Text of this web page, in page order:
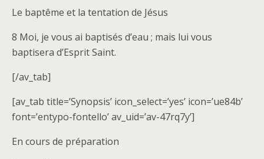
Le baptême et la tentation de Jésus
8 Moi, je vous ai baptisés d’eau ; mais lui vous
baptisera d’Esprit Saint.
[/av_tab]
[av_tab title=’Synopsis’ icon_select=’yes’ icon=’ue84b’
font=’entypo-fontello’ av_uid=’av-47rq7y’]
En cours de préparation